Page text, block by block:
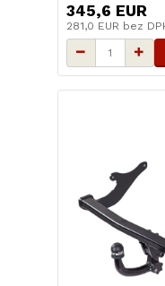
345,6 EUR
281,0 EUR bez